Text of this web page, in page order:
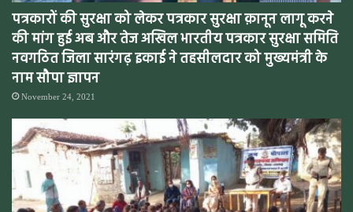
पत्रकारों की सुरक्षा को लेकर पत्रकार सुरक्षा क़ानून लागू करने
की मांग हुई अब और तेज अखिल भारतीय पत्रकार सुरक्षा समिति
नवगठित जिला सारंगढ़ इकाई ने तहसीलदार को मुख्यमंत्री के
नाम सौपा ज्ञापन
November 24, 2021